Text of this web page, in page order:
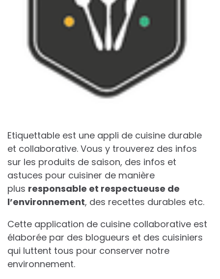
Etiquettable est une appli de cuisine durable
et collaborative. Vous y trouverez des infos
sur les produits de saison, des infos et
astuces pour cuisiner de manière
plus responsable et respectueuse de
l’environnement, des recettes durables etc.
Cette application de cuisine collaborative est
élaborée par des blogueurs et des cuisiniers
qui luttent tous pour conserver notre
environnement.